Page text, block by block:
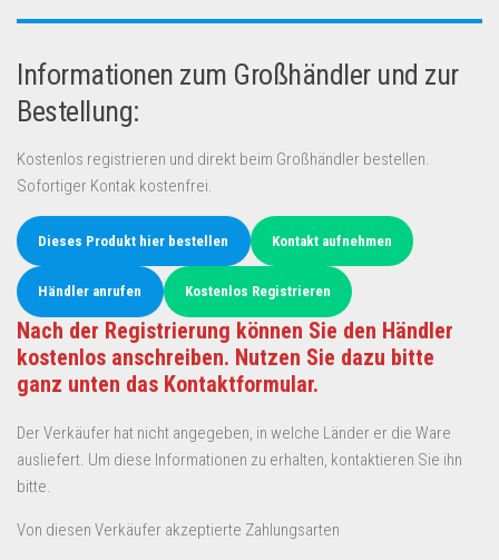
Informationen zum Großhändler und zur
Bestellung:
Kostenlos registrieren und direkt beim Großhändler bestellen.
Sofortiger Kontak kostenfrei.
Dieses Produkt hier bestellen Kontakt aufnehmen
Händler anrufen Kostenlos Registrieren
Nach der Registrierung können Sie den Händler
kostenlos anschreiben. Nutzen Sie dazu bitte
ganz unten das Kontaktformular.
Der Verkäufer hat nicht angegeben, in welche Länder er die Ware
ausliefert. Um diese Informationen zu erhalten, kontaktieren Sie ihn
bitte.
Von diesen Verkäufer akzeptierte Zahlungsarten